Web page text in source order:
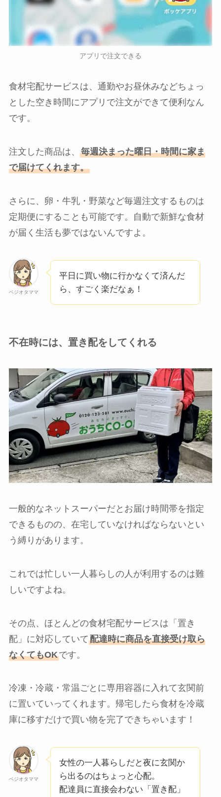
アプリで注文できる
食材宅配サービスは、通勤やお昼休みなどちょっ
とした空き時間にアプリで注文ができて便利なん
です。
注文した商品は、 毎週決まった曜日・時間に家ま
で届けてくれます。
さらに、卵・牛乳・野菜など毎週注文するものは
定期便にすることも可能です。自動で新鮮な食材
が届く生活も夢ではないんですよ。
ベジオタママ
平日に買い物に行かなくて済んだ
ら、すごく楽だなぁ！
不在時には、置き配をしてくれる
一般的なネットスーパーだとお届け時間帯を指定
できるものの、在宅していなければならないとい
う縛りがあります。
これでは忙しい一人暮らしの人が利用するのは難
しいですよね。
その点、ほとんどの食材宅配サービスは「置き
配」に対応していて配達時に商品を直接受け取ら
なくてもOKです。
冷凍・冷蔵・常温ごとに専用容器に入れて玄関前
に置いていってくれます。帰宅したら食材を冷蔵
庫に移すだけで買い物を完了できちゃいます！
ベジオタママ
女性の一人暮らしだと夜に玄関か
ら出るのはちょっと心配。
配達員に直接会わない「置き配」